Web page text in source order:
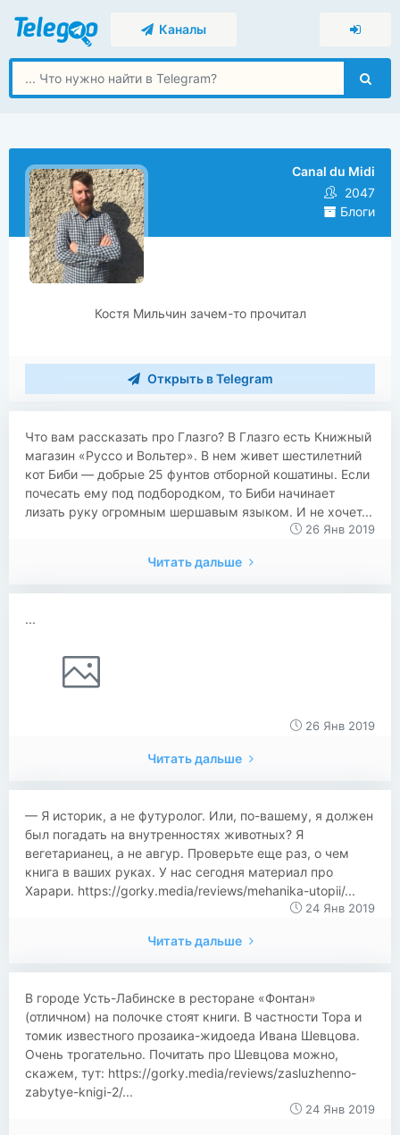
Каналы
Canal du Midi
2047
Блоги
Костя Мильчин зачем-то прочитал
Открыть в Telegram
Что вам рассказать про Глазго? В Глазго есть Книжный
магазин «Руссо и Вольтер». В нем живет шестилетний
кот Биби — добрые 25 фунтов отборной кошатины. Если
почесать ему под подбородком, то Биби начинает
лизать руку огромным шершавым языком. И не хочет...
26 Янв 2019
Читать дальше
...
26 Янв 2019
Читать дальше
— Я историк, а не футуролог. Или, по-вашему, я должен
был погадать на внутренностях животных? Я
вегетарианец, а не авгур. Проверьте еще раз, о чем
книга в ваших руках. У нас сегодня материал про
Харари. https://gorky.media/reviews/mehanika-utopii/...
24 Янв 2019
Читать дальше
В городе Усть-Лабинске в ресторане «Фонтан»
(отличном) на полочке стоят книги. В частности Тора и
томик известного прозаика-жидоеда Ивана Шевцова.
Очень трогательно. Почитать про Шевцова можно,
скажем, тут: https://gorky.media/reviews/zasluzhenno-
zabytye-knigi-2/...
24 Янв 2019